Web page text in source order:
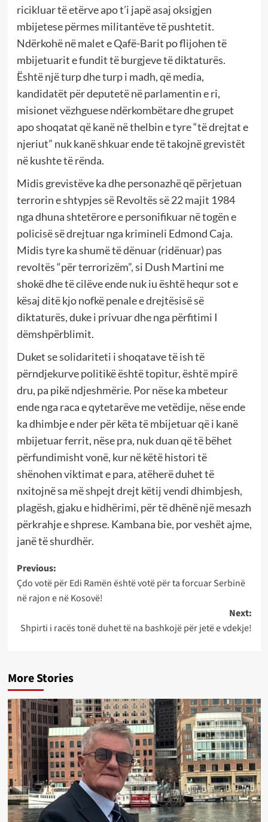
ricikluar të etërve apo t’i japë asaj oksigjen
mbijetese përmes militantëve të pushtetit.
Ndërkohë në malet e Qafë-Barit po flijohen të
mbijetuarit e fundit të burgjeve të diktaturës.
Është një turp dhe turp i madh, që media,
kandidatët për deputetë në parlamentin e ri,
misionet vëzhguese ndërkombëtare dhe grupet
apo shoqatat që kanë në thelbin e tyre “të drejtat e
njeriut” nuk kanë shkuar ende të takojnë grevistët
në kushte të rënda.
Midis grevistëve ka dhe personazhë që përjetuan
terrorin e shtypjes së Revoltës së 22 majit 1984
nga dhuna shtetërore e personifikuar në togën e
policisë së drejtuar nga krimineli Edmond Caja.
Midis tyre ka shumë të dënuar (ridënuar) pas
revoltës “për terrorizëm”, si Dush Martini me
shokë dhe të cilëve ende nuk iu është hequr sot e
kësaj ditë kjo nofkë penale e drejtësisë së
diktaturës, duke i privuar dhe nga përfitimi I
dëmshpërblimit.
Duket se solidariteti i shoqatave të ish të
përndjekurve politikë është topitur, është mpirë
dru, pa pikë ndjeshmërie. Por nëse ka mbeteur
ende nga raca e qytetarëve me vetëdije, nëse ende
ka dhimbje e nder për këta të mbijetuar që i kanë
mbijetuar ferrit, nëse pra, nuk duan që të bëhet
përfundimisht vonë, kur në këtë histori të
shënohen viktimat e para, atëherë duhet të
nxitojnë sa më shpejt drejt këtij vendi dhimbjesh,
plagësh, gjaku e hidhërimi, për të dhënë një mesazh
përkrahje e shprese. Kambana bie, por veshët ajme,
janë të shurdhër.
Post
navigation
Previous:
Çdo votë për Edi Ramën është votë për ta forcuar Serbinë
në rajon e në Kosovë!
Next:
Shpirti i racës tonë duhet të na bashkojë për jetë e vdekje!
More Stories